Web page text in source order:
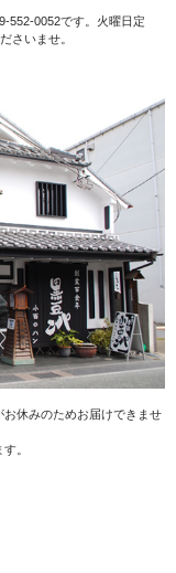
552-0052です。火曜日定
さいませ。
休みのためお届けできませ
。